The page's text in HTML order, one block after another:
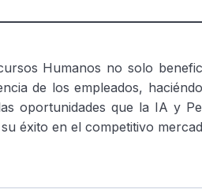
Humanos no solo
de los empleados,
oportunidades que la IA y
éxito en el competitivo